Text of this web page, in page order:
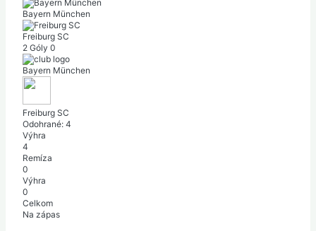
Bayern München
Freiburg SC
2 Góly 0
Bayern München
Freiburg SC
Odohrané: 4
Výhra
4
Remíza
0
Výhra
0
Celkom
Na zápas